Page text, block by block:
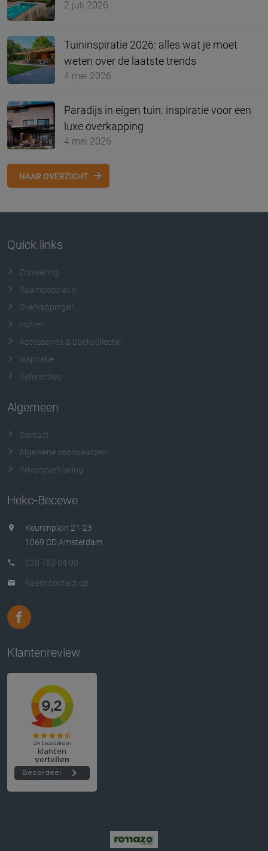
2 juli 2026
Tuininspiratie 2026: alles wat je moet
weten over de laatste trends
4 mei 2026
Paradijs in eigen tuin: inspiratie voor een
luxe overkapping
4 mei 2026
NAAR OVERZICHT
Quick links
Zonwering
Raamdecoratie
Overkappingen
Horren
Accessoires & Doekcollectie
Inspiratie
Referenties
Algemeen
Contact
Algemene voorwaarden
Privacyverklaring
Heko-Becewe
Keurenplein 21-23
1069 CD Amsterdam
020 763 04 00
Neem contact op
Klantenreview